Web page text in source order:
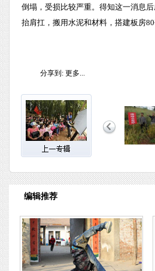
倒塌，受损比较严重。得知这一消息
抬肩扛，搬用水泥和材料，搭建板房
分享到: 更多...
编辑推荐